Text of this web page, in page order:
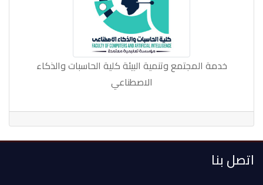
خدمة المجتمع وتنمية البيئة كلية الحاسبات والذكاء
الاصطناعي
اتصل بنا